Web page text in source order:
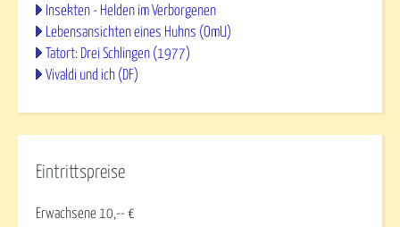
Insekten - Helden im Verborgenen
Lebensansichten eines Huhns (OmU)
Tatort: Drei Schlingen (1977)
Vivaldi und ich (DF)
Eintrittspreise
Erwachsene 10,-- €